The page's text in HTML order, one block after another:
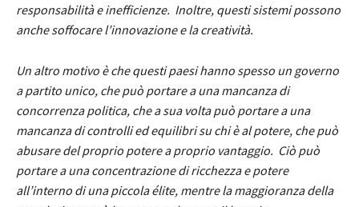
responsabilità e inefficienze. Inoltre, questi sistemi possono
anche soffocare l’innovazione e la creatività.
Un altro motivo è che questi paesi hanno spesso un governo
a partito unico, che può portare a una mancanza di
concorrenza politica, che a sua volta può portare a una
mancanza di controlli ed equilibri su chi è al potere, che può
abusare del proprio potere a proprio vantaggio. Ciò può
portare a una concentrazione di ricchezza e potere
all’interno di una piccola élite, mentre la maggioranza della